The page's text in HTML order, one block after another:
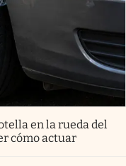
en la rueda del
cómo actuar